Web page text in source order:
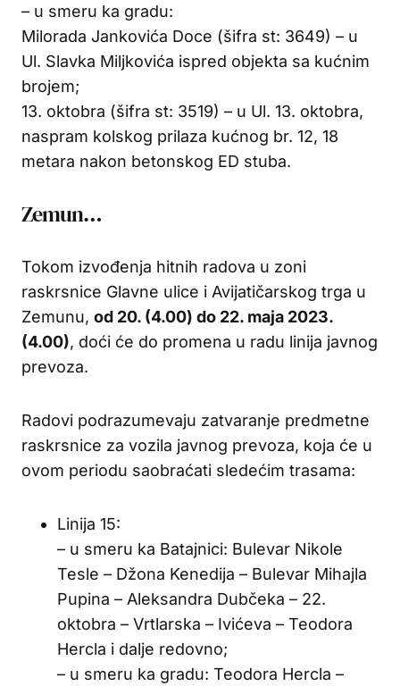
– u smeru ka gradu:
Milorada Jankovića Doce (šifra st: 3649) – u
Ul. Slavka Miljkovića ispred objekta sa kućnim
brojem;
13. oktobra (šifra st: 3519) – u Ul. 13. oktobra,
naspram kolskog prilaza kućnog br. 12, 18
metara nakon betonskog ED stuba.
Zemun…
Tokom izvođenja hitnih radova u zoni
raskrsnice Glavne ulice i Avijatičarskog trga u
Zemunu, od 20. (4.00) do 22. maja 2023.
(4.00), doći će do promena u radu linija javnog
prevoza.
Radovi podrazumevaju zatvaranje predmetne
raskrsnice za vozila javnog prevoza, koja će u
ovom periodu saobraćati sledećim trasama:
Linija 15:
– u smeru ka Batajnici: Bulevar Nikole
Tesle – Džona Kenedija – Bulevar Mihajla
Pupina – Aleksandra Dubčeka – 22.
oktobra – Vrtlarska – Ivićeva – Teodora
Hercla i dalje redovno;
– u smeru ka gradu: Teodora Hercla –